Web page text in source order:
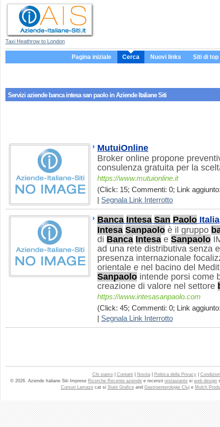
Taxi Heathrow to London
Pagina iniziale Cerca Nuovi links Siti di top
Servizi aziende banca intesa san paoloin Aziende Italiane Siti
MutuiOnline
Broker online propone
consulenza gratuita per la
https://www.mutuionline.it
(Click: 15; Commenti: 0; Link
Segnala Link Interrotto
Banca Intesa San Paolo Italia
Intesa Sanpaolo è il gruppo
di Banca Intesa e Sanpaolo
ad una rete distributiva senza
presenza internazionale
orientale e nel bacino del
Sanpaolo intende porsi come
creazione di valore nel settore
https://www.intesasanpaolo.com
(Click: 45; Commenti: 0; Link
Segnala Link Interrotto
Chi siamo| Contatti| Novita| Politica della Privacy|
© 2026. Aziende Italiane Siti Imprese Ricerche Recente aziende e recenzii restaurante si web design
Cursuri Lamazecat si Statii Graficeand Gastroenterologie Cluje Mulch